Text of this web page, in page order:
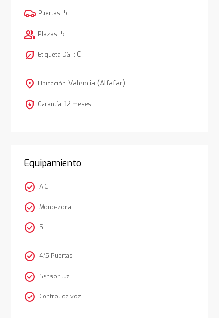
Puertas: 5
group Plazas: 5
nest_eco_leaf Etiqueta DGT: C
location_on Ubicación: Valencia (Alfafar)
local_police Garantía: 12 meses
Equipamiento
check_circle A.C
check_circle Mono-zona
check_circle 5
check_circle 4/5 Puertas
check_circle Sensor luz
check_circle Control de voz